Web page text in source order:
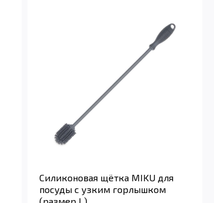
Силиконовая щётка MIKU для
посуды с узким горлышком